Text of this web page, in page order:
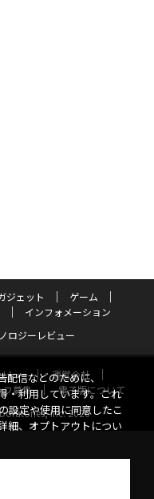
ジェット
ゲーム
インフォメーション
ロジーレビュー
シー
運営会社
フ募集
電子版について
Inc. 2026
信などのために、
・利用しています。これ
設定や使用に同意したこ
細、オプトアウトについ